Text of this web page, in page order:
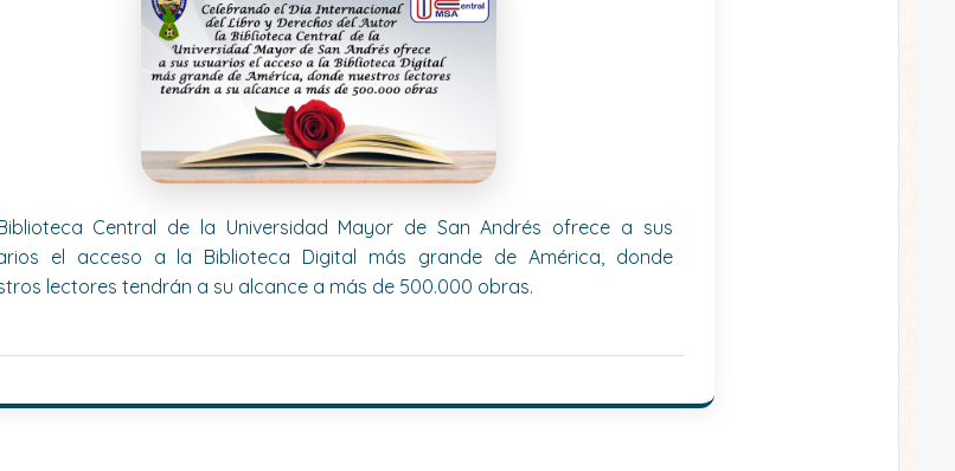
Central de la Universidad Mayor de San Andrés ofrece a sus
el acceso a la Biblioteca Digital más grande de América, donde
lectores tendrán a su alcance a más de 500.000 obras.